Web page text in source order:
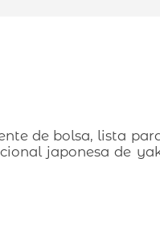
de bolsa, lista
japonesa de